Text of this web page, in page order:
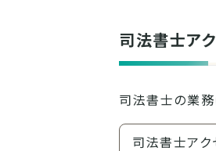
司法書士ア
司法書士の業務
司法書士アク